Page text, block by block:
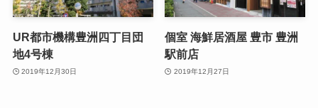
UR都市機構豊洲四丁目団
地4号棟
2019年12月30日
個室 海鮮居酒屋 豊市 豊洲
駅前店
2019年12月27日